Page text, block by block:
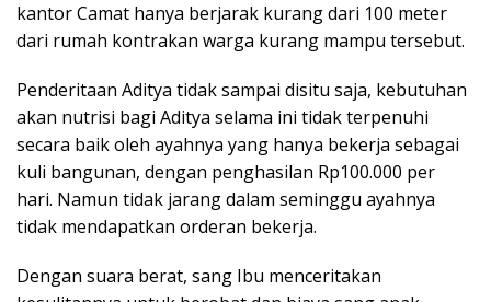
kantor Camat hanya berjarak kurang dari 100 meter
dari rumah kontrakan warga kurang mampu tersebut.
Penderitaan Aditya tidak sampai disitu saja, kebutuhan
akan nutrisi bagi Aditya selama ini tidak terpenuhi
secara baik oleh ayahnya yang hanya bekerja sebagai
kuli bangunan, dengan penghasilan Rp100.000 per
hari. Namun tidak jarang dalam seminggu ayahnya
tidak mendapatkan orderan bekerja.
Dengan suara berat, sang Ibu menceritakan